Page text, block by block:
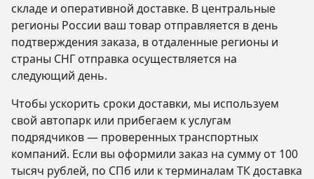
складе и оперативной доставке. В центральные
регионы России ваш товар отправляется в день
подтверждения заказа, в отдаленные регионы и
страны СНГ отправка осуществляется на
следующий день.
Чтобы ускорить сроки доставки, мы используем
свой автопарк или прибегаем к услугам
подрядчиков — проверенных транспортных
компаний. Если вы оформили заказ на сумму от 100
тысяч рублей, по СПб или к терминалам ТК доставка